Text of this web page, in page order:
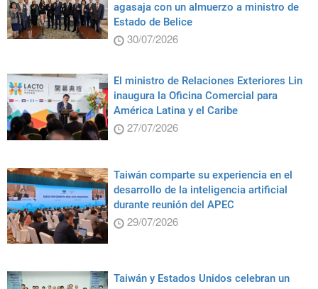
agasaja con un almuerzo a ministro de
Estado de Belice
30/07/2026
El ministro de Relaciones Exteriores Lin
inaugura la Oficina Comercial para
América Latina y el Caribe
27/07/2026
Taiwán comparte su experiencia en el
desarrollo de la inteligencia artificial
durante reunión del APEC
29/07/2026
Taiwán y Estados Unidos celebran un